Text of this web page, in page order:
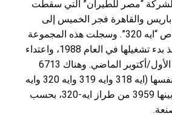
لشركة “مصر للطيران” التي سقطت
باريس والقاهرة فجر الخميس إلى
مجموعة طائرات إيرباص “ايه 320”. وسجلت هذه المجموعة
أكثر من 10 حوادث منذ بدء تشغيلها في العام 1988، واعتداء
فوق مصر في تشرين الأول/أكتوبر الماضي. وهناك 6713
طائرة من المجموعة نفسها (ايه 318 وايه 319 وايه 320 وايه
321) قيد العمل حاليا بينها 3959 من طراز ايه-320، بحسب